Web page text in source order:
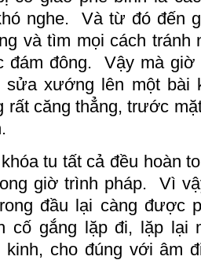
nghe.
Và từ đó đến
và tìm mọi cách tránh
đám đông.
Vậy mà giờ
sửa xướng lên một bài
rất căng thẳng, trước
tu tất cả đều hoàn
giờ trình pháp.
Vì
đầu lại càng được
cố gắng lặp đi, lặp lại
kinh, cho đúng với âm